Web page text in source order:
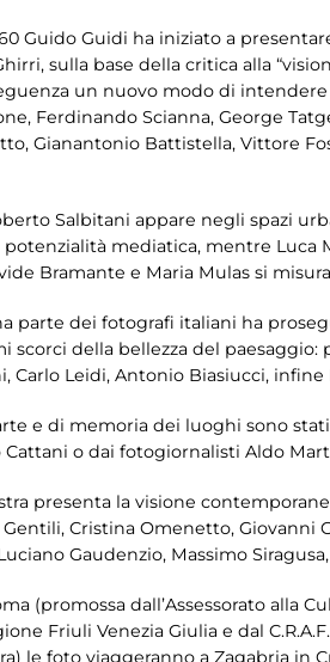
Guido Guidi ha iniziato a
sulla base della critica alla
un nuovo modo di
Ferdinando Scianna, George
Gianantonio Battistella, Vittore
Salbitani appare negli spazi
mediatica, mentre Luca
Bramante e Maria Mulas si
parte dei fotografi italiani ha
della bellezza del paesaggio:
Carlo Leidi, Antonio Biasiucci,
e di memoria dei luoghi sono
Cattani o dai fotogiornalisti Aldo
presenta la visione
Cristina Omenetto, Giovanni
Gaudenzio, Massimo
(promossa dall’Assessorato alla
Friuli Venezia Giulia e dal
le foto viaggeranno a Zagabria in